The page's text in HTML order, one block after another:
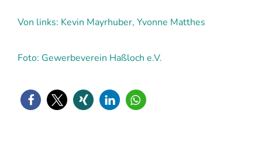
Von links: Kevin Mayrhuber, Yvonne Matthes
Foto: Gewerbeverein Haßloch e.V.